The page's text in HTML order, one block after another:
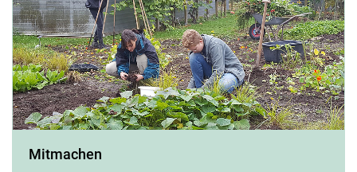
Mitmachen